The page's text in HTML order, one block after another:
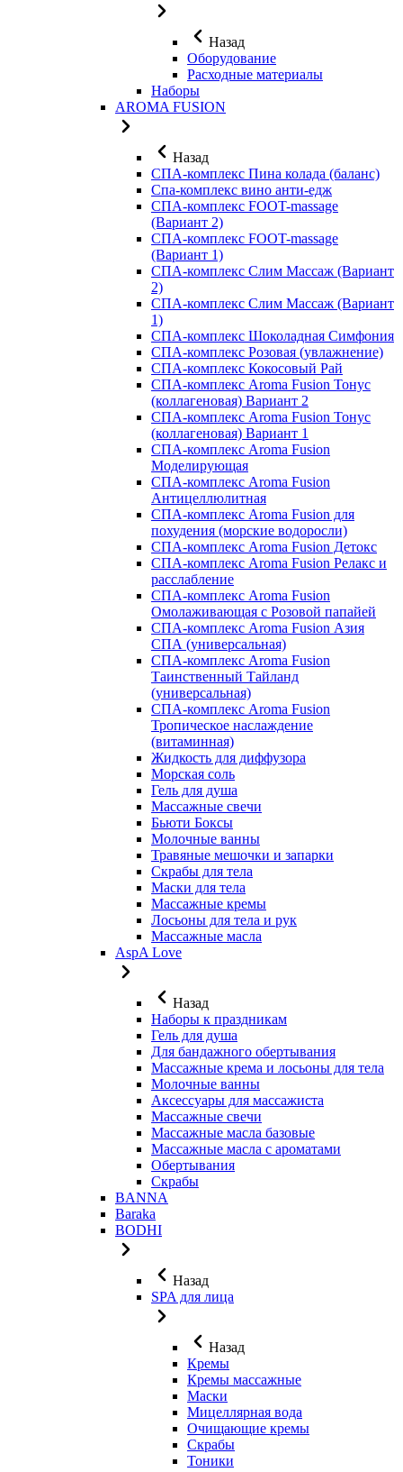
Назад
Оборудование
Расходные материалы
Наборы
AROMA FUSION
Назад
СПА-комплекс Пина колада (баланс)
Cпа-комплекс вино анти-едж
СПА-комплекс FOOT-massage
(Вариант 2)
СПА-комплекс FOOT-massage
(Вариант 1)
СПА-комплекс Слим Массаж (Вариант
2)
СПА-комплекс Слим Массаж (Вариант
1)
СПА-комплекс Шоколадная Симфония
СПА-комплекс Розовая (увлажнение)
СПА-комплекс Кокосовый Рай
СПА-комплекс Aroma Fusion Тонус
(коллагеновая) Вариант 2
СПА-комплекс Aroma Fusion Тонус
(коллагеновая) Вариант 1
СПА-комплекс Aroma Fusion
Моделирующая
СПА-комплекс Aroma Fusion
Антицеллюлитная
СПА-комплекс Aroma Fusion для
похудения (морские водоросли)
СПА-комплекс Aroma Fusion Детокс
СПА-комплекс Aroma Fusion Релакс и
расслабление
СПА-комплекс Aroma Fusion
Омолаживающая с Розовой папайей
СПА-комплекс Aroma Fusion Азия
СПА (универсальная)
СПА-комплекс Aroma Fusion
Таинственный Тайланд
(универсальная)
СПА-комплекс Aroma Fusion
Тропическое наслаждение
(витаминная)
Жидкость для диффузора
Морская соль
Гель для душа
Массажные свечи
Бьюти Боксы
Молочные ванны
Травяные мешочки и запарки
Скрабы для тела
Маски для тела
Массажные кремы
Лосьоны для тела и рук
Массажные масла
AspA Love
Назад
Наборы к праздникам
Гель для душа
Для бандажного обертывания
Массажные крема и лосьоны для тела
Молочные ванны
Аксессуары для массажиста
Массажные свечи
Массажные масла базовые
Массажные масла с ароматами
Обертывания
Скрабы
BANNA
Baraka
BODHI
Назад
SPA для лица
Назад
Кремы
Кремы массажные
Маски
Мицеллярная вода
Очищающие кремы
Скрабы
Тоники